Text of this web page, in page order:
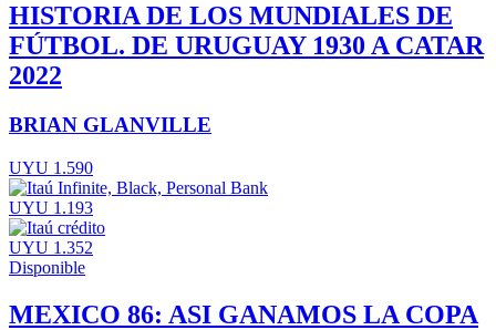
HISTORIA DE LOS MUNDIALES DE
FÚTBOL. DE URUGUAY 1930 A CATAR
2022
BRIAN GLANVILLE
UYU 1.590
UYU 1.193
UYU 1.352
Disponible
MEXICO 86: ASI GANAMOS LA COPA